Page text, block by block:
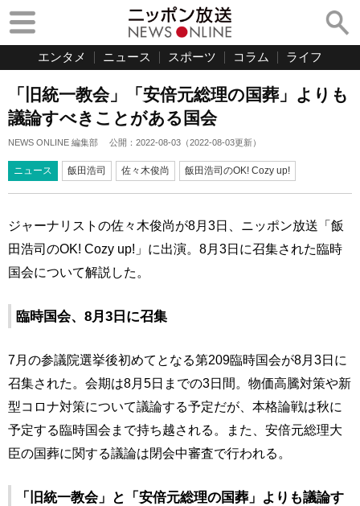
エンタメ ニュース スポーツ コラム ライフ
「旧統一教会」「安倍元総理の国葬」よりも
議論すべきことがある国会
NEWS ONLINE 編集部 公開： 2022-08-03 （2022-08-03更新）
ニュース 飯田浩司 佐々木俊尚 飯田浩司のOK! Cozy up!
ジャーナリストの佐々木俊尚が8月3日、ニッポン放送「飯
田浩司のOK! Cozy up!」に出演。8月3日に召集された臨時
国会について解説した。
臨時国会、8月3日に召集
7月の参議院選挙後初めてとなる第209臨時国会が8月3日に
召集された。会期は8月5日までの3日間。物価高騰対策や新
型コロナ対策について議論する予定だが、本格論戦は秋に
予定する臨時国会まで持ち越される。また、安倍元総理大
臣の国葬に関する議論は閉会中審査で行われる。
「旧統一教会」と「安倍元総理の国葬」よりも議論す